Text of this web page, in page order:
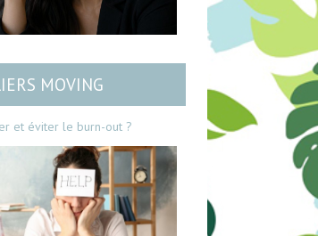
MOVING
et éviter le burn-out ?